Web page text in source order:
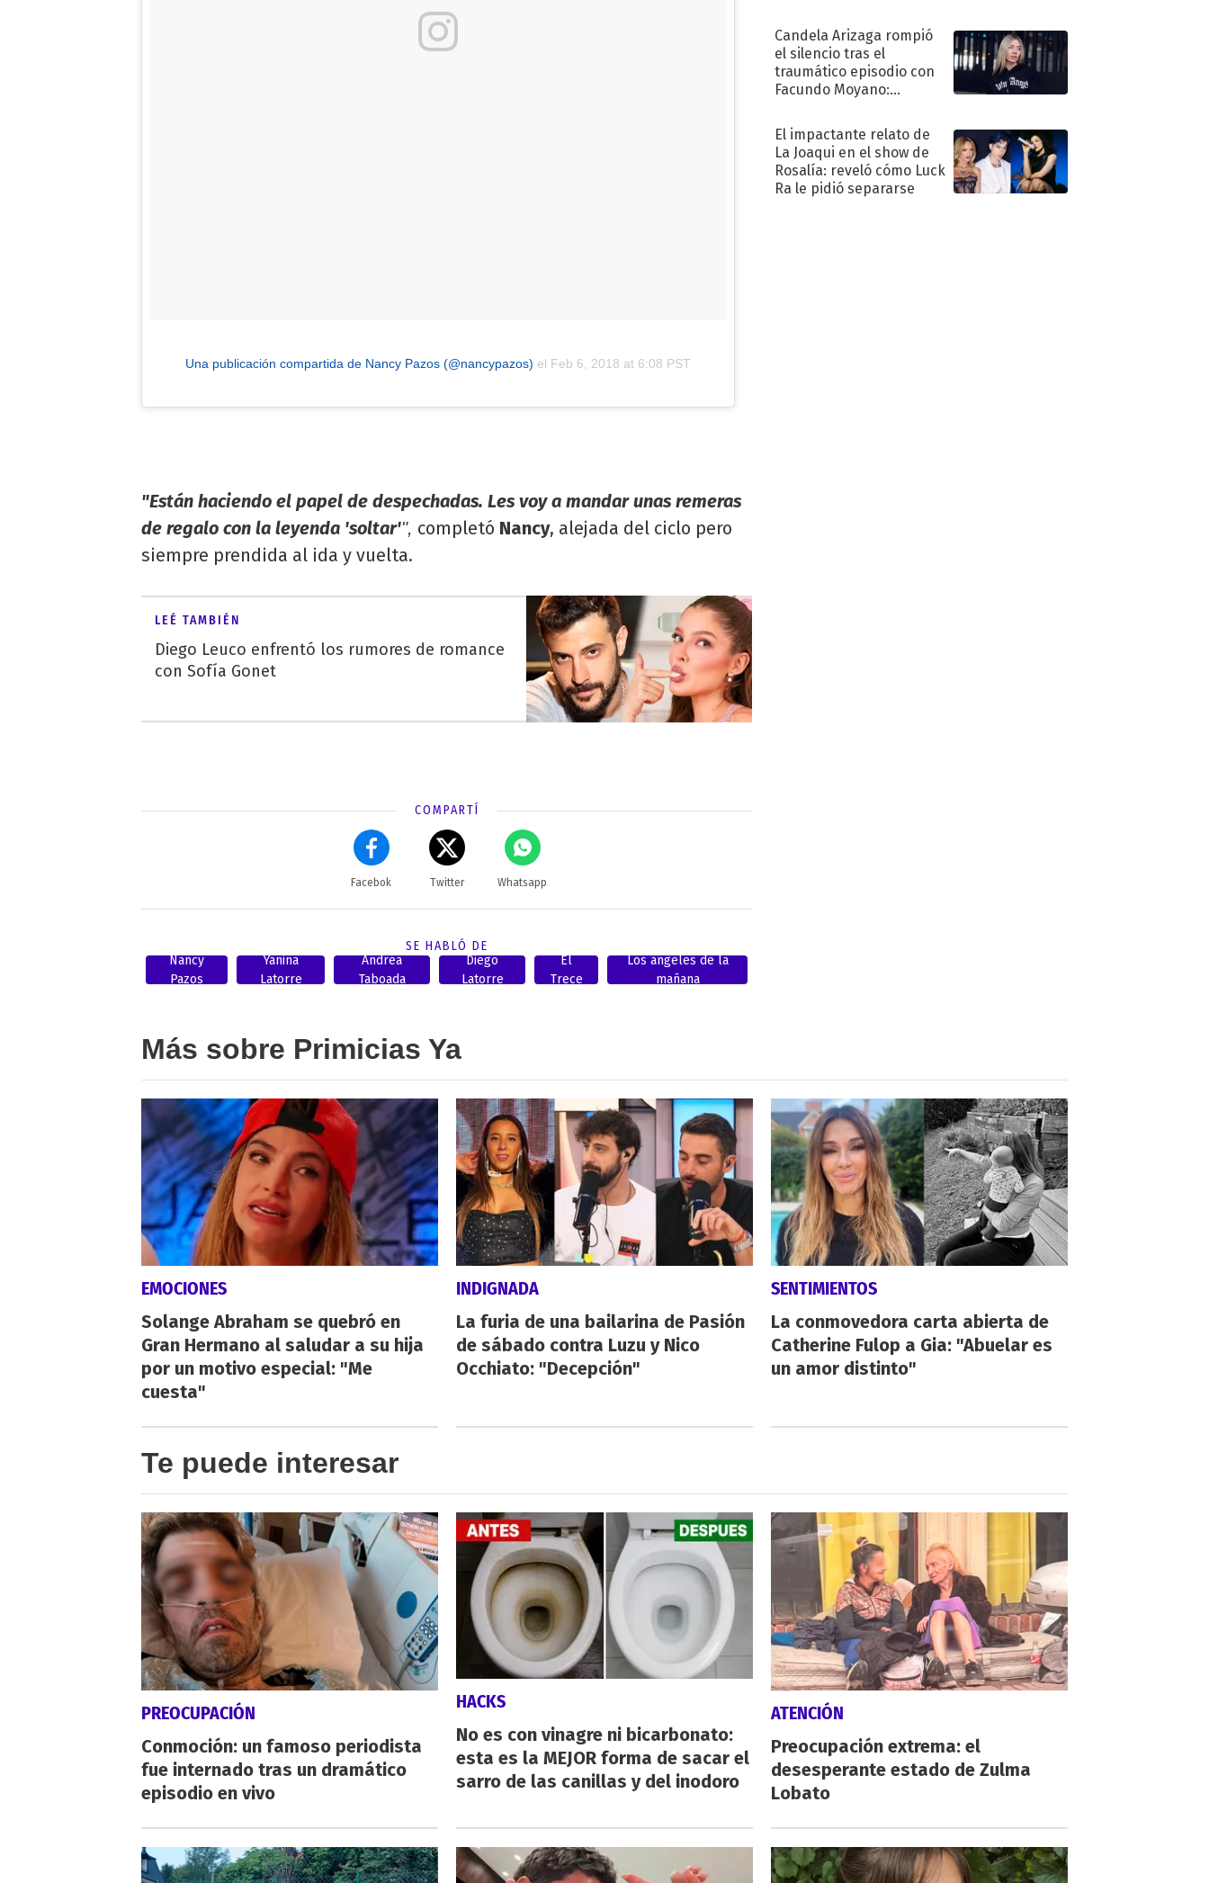
Una publicación compartida de Nancy Pazos (@nancypazos) el Feb 6, 2018 at 6:08 PST
"Están haciendo el papel de despechadas. Les voy a mandar unas remeras
de regalo con la leyenda 'soltar'", completó Nancy, alejada del ciclo pero
siempre prendida al ida y vuelta.
LEÉ TAMBIÉN
Diego Leuco enfrentó los rumores de romance
con Sofía Gonet
COMPARTÍ
Facebok Twitter Whatsapp
SE HABLÓ DE
Nancy
Pazos
Yanina
Latorre
Andrea
Taboada
Diego
Latorre
El
Trece
Los angeles de la
mañana
Candela Arizaga rompió
el silencio tras el
traumático episodio con
Facundo Moyano:
El impactante relato de
La Joaqui en el show de
Rosalía: reveló cómo Luck
Ra le pidió separarse
Más sobre Primicias Ya
EMOCIONES
Solange Abraham se quebró en
Gran Hermano al saludar a su hija
por un motivo especial: "Me
cuesta"
INDIGNADA
La furia de una bailarina de Pasión
de sábado contra Luzu y Nico
Occhiato: "Decepción"
SENTIMIENTOS
La conmovedora carta abierta de
Catherine Fulop a Gia: "Abuelar es
un amor distinto"
Te puede interesar
PREOCUPACIÓN
Conmoción: un famoso periodista
fue internado tras un dramático
episodio en vivo
HACKS
No es con vinagre ni bicarbonato:
esta es la MEJOR forma de sacar el
sarro de las canillas y del inodoro
ATENCIÓN
Preocupación extrema: el
desesperante estado de Zulma
Lobato